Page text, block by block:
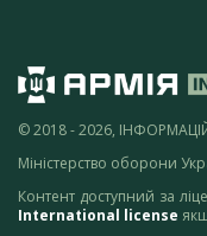
© 2018 - 2026,
Міністерство оборони
Контент доступний за
International license